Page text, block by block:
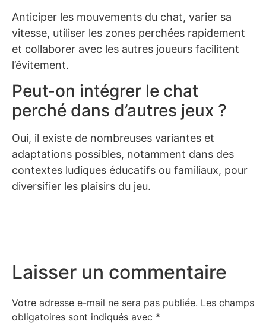
Anticiper les mouvements du chat, varier sa
vitesse, utiliser les zones perchées rapidement
et collaborer avec les autres joueurs facilitent
l’évitement.
Peut-on intégrer le chat
perché dans d’autres jeux ?
Oui, il existe de nombreuses variantes et
adaptations possibles, notamment dans des
contextes ludiques éducatifs ou familiaux, pour
diversifier les plaisirs du jeu.
Laisser un commentaire
Votre adresse e-mail ne sera pas publiée. Les champs
obligatoires sont indiqués avec *